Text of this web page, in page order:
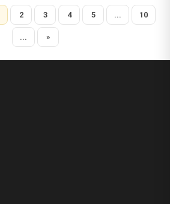
2 3 4 5 ... 10
... »